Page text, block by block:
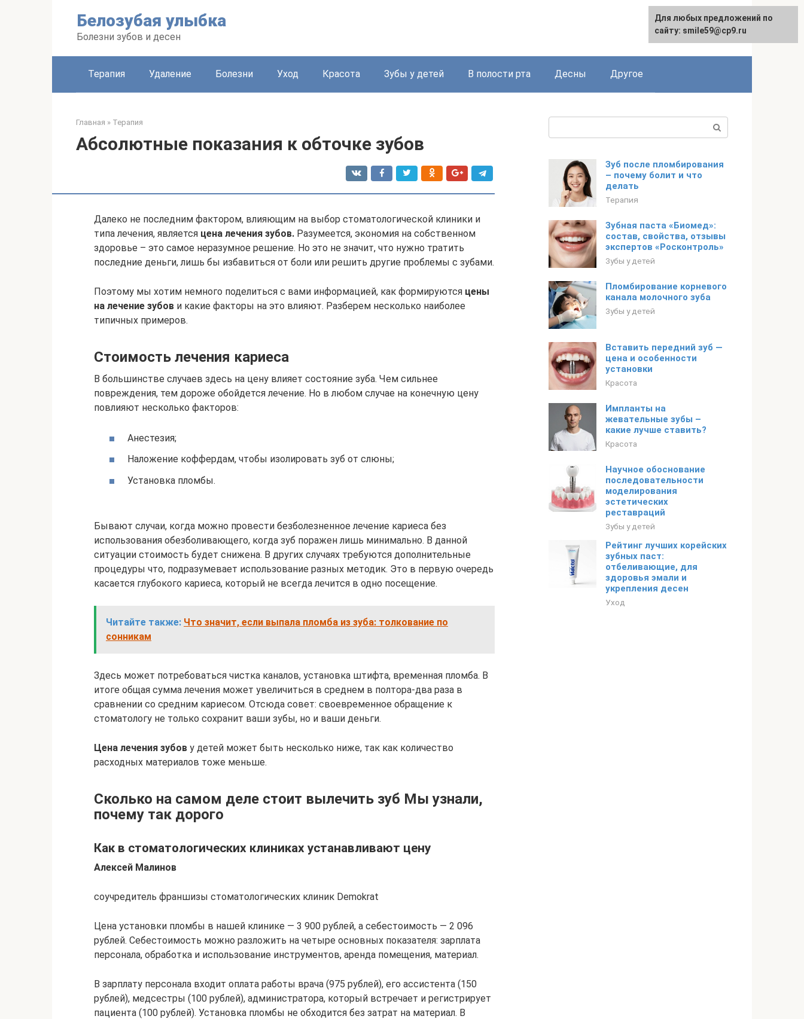
Белозубая улыбка
Болезни зубов и десен
Терапия Удаление Болезни Уход Красота Зубы у детей В полости рта Десны Другое
Главная » Терапия
Абсолютные показания к обточке зубов
Далеко не последним фактором, влияющим на выбор стоматологической клиники и
типа лечения, является цена лечения зубов. Разумеется, экономия на собственном
здоровье – это самое неразумное решение. Но это не значит, что нужно тратить
последние деньги, лишь бы избавиться от боли или решить другие проблемы с зубами.
Поэтому мы хотим немного поделиться с вами информацией, как формируются цены
на лечение зубов и какие факторы на это влияют. Разберем несколько наиболее
типичных примеров.
Стоимость лечения кариеса
В большинстве случаев здесь на цену влияет состояние зуба. Чем сильнее
повреждения, тем дороже обойдется лечение. Но в любом случае на конечную цену
повлияют несколько факторов:
Анестезия;
Наложение коффердам, чтобы изолировать зуб от слюны;
Установка пломбы.
Бывают случаи, когда можно провести безболезненное лечение кариеса без
использования обезболивающего, когда зуб поражен лишь минимально. В данной
ситуации стоимость будет снижена. В других случаях требуются дополнительные
процедуры что, подразумевает использование разных методик. Это в первую очередь
касается глубокого кариеса, который не всегда лечится в одно посещение.
Читайте также: Что значит, если выпала пломба из зуба: толкование по
сонникам
Здесь может потребоваться чистка каналов, установка штифта, временная пломба. В
итоге общая сумма лечения может увеличиться в среднем в полтора-два раза в
сравнении со средним кариесом. Отсюда совет: своевременное обращение к
стоматологу не только сохранит ваши зубы, но и ваши деньги.
Цена лечения зубов у детей может быть несколько ниже, так как количество
расходных материалов тоже меньше.
Сколько на самом деле стоит вылечить зуб Мы узнали,
почему так дорого
Как в стоматологических клиниках устанавливают цену
Алексей Малинов
соучредитель франшизы стоматологических клиник Demokrat
Цена установки пломбы в нашей клинике — 3 900 рублей, а себестоимость — 2 096
рублей. Себестоимость можно разложить на четыре основных показателя: зарплата
персонала, обработка и использование инструментов, аренда помещения, материал.
В зарплату персонала входит оплата работы врача (975 рублей), его ассистента (150
рублей), медсестры (100 рублей), администратора, который встречает и регистрирует
пациента (100 рублей). Установка пломбы не обходится без затрат на материал. В
Зуб после пломбирования
– почему болит и что
делать
Терапия
Зубная паста «Биомед»:
состав, свойства, отзывы
экспертов «Росконтроль»
Зубы у детей
Пломбирование корневого
канала молочного зуба
Зубы у детей
Вставить передний зуб —
цена и особенности
установки
Красота
Импланты на
жевательные зубы –
какие лучше ставить?
Красота
Научное обоснование
последовательности
моделирования
эстетических
реставраций
Зубы у детей
Рейтинг лучших корейских
зубных паст:
отбеливающие, для
здоровья эмали и
укрепления десен
Уход
Для любых предложений по
сайту: smile59@cp9.ru